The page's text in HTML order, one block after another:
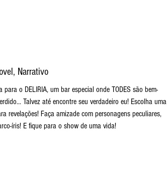
Narrativo
para o DELIRIA, um bar especial onde TODES são bem-
Talvez até encontre seu verdadeiro eu! Escolha uma
revelações! Faça amizade com personagens peculiares,
íris! E fique para o show de uma vida!